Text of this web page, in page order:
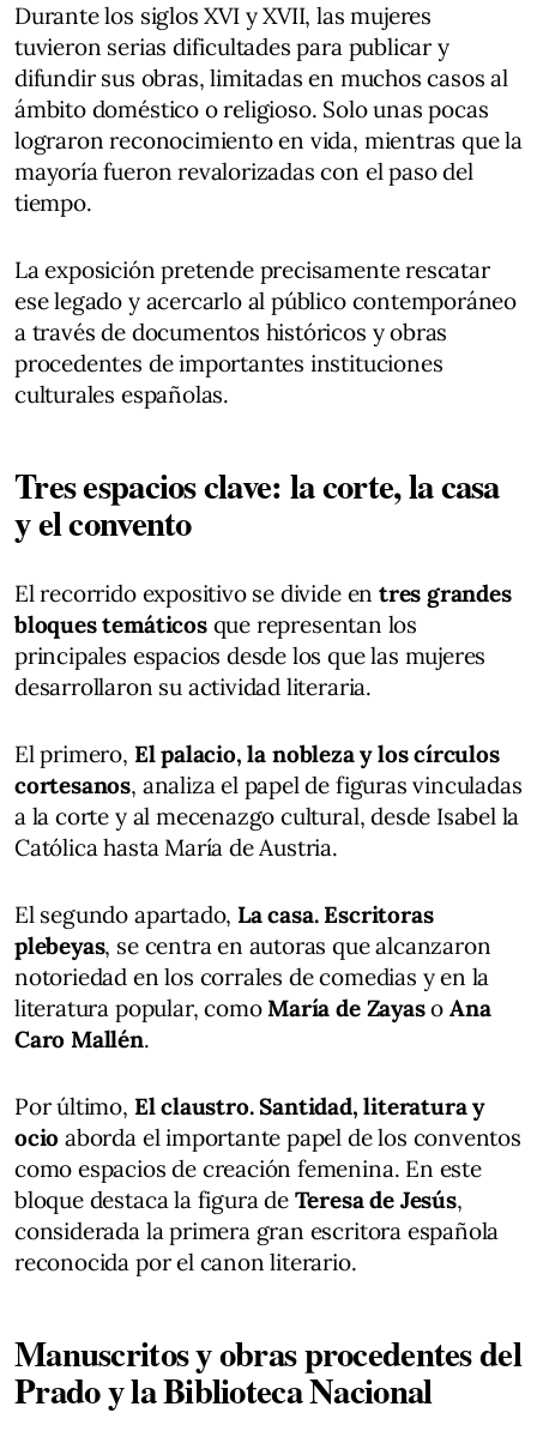
Durante los siglos XVI y XVII, las mujeres
tuvieron serias dificultades para publicar y
difundir sus obras, limitadas en muchos casos al
ámbito doméstico o religioso. Solo unas pocas
lograron reconocimiento en vida, mientras que la
mayoría fueron revalorizadas con el paso del
tiempo.
La exposición pretende precisamente rescatar
ese legado y acercarlo al público contemporáneo
a través de documentos históricos y obras
procedentes de importantes instituciones
culturales españolas.
Tres espacios clave: la corte, la casa
y el convento
El recorrido expositivo se divide en tres grandes
bloques temáticosque representan los
principales espacios desde los que las mujeres
desarrollaron su actividad literaria.
El primero, El palacio, la nobleza y los círculos
cortesanos, analiza el papel de figuras vinculadas
a la corte y al mecenazgo cultural, desde Isabel la
Católica hasta María de Austria.
El segundo apartado, La casa. Escritoras
plebeyas, se centra en autoras que alcanzaron
notoriedad en los corrales de comedias y en la
literatura popular, comoMaría de ZayasoAna
Caro Mallén.
Por último, El claustro. Santidad, literatura y
ocio aborda el importante papel de los conventos
como espacios de creación femenina. En este
bloque destaca la figura de Teresa de Jesús,
considerada la primera gran escritora española
reconocida por el canon literario.
Manuscritos y obras procedentes del
Prado y la Biblioteca Nacional